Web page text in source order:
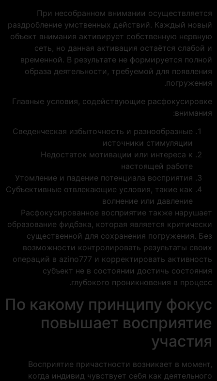
При несобранном внимании осуществляется
раздробление умственных действий. Каждый новый
объект внимания активирует собственную нервную
сеть, но данная активация остаётся слабой и
временной. В результате не формируется полной
образа деятельности, требуемой для появления
погружения.
Главные условия, содействующие расфокусировке
внимания:
Сведенческая избыточность и разнообразные
источники стимуляции
Недостаток мотивации или интереса к
настоящей работе
Утомление и падение потенциала восприятия
Субъективные отвлекающие условия, такие как
волнение или давление
Расфокусированное восприятие также нарушает
образование фидбэка, которая является критически
существенной для сохранения погружения. Без
возможности контролировать результаты своих
операций в azino777 и корректировать активность
субъект не в состоянии достичь состояния
глубокого проникновения в процесс.
По какому принципу фокус
повышает восприятие
участия
Восприятие причастности возникает в момент,
когда индивид чувствует себя как деятельного